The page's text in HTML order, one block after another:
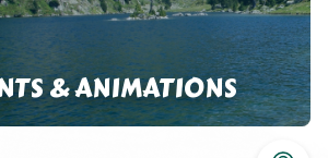
& ANIMATIONS